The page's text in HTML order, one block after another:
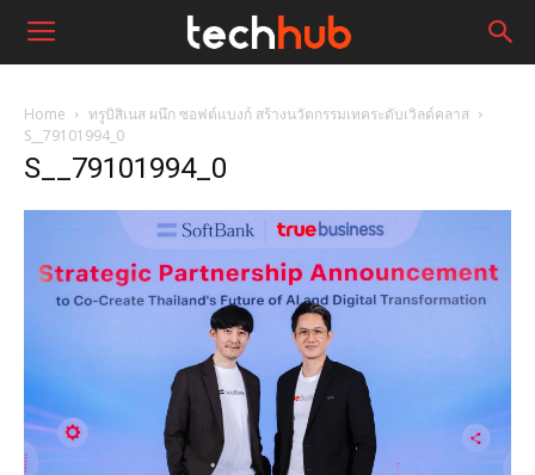
Home
ทรูบิสิเนส ผนึก ซอฟต์แบงก์ สร้างนวัตกรรมเทคระดับเวิลด์คลาส
S__79101994_0
S__79101994_0